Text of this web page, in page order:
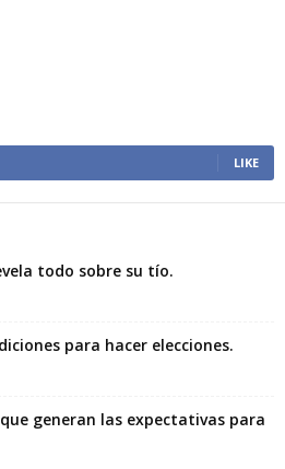
LIKE
todo sobre su tío.
para hacer elecciones.
generan las expectativas para